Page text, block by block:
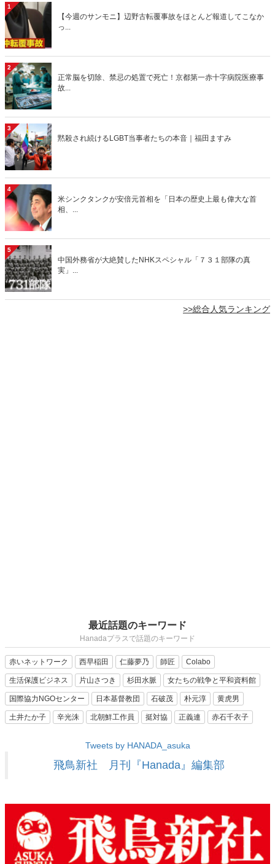
1
【今週のサンモニ】辺野古転覆事故をほとんど報道してこなか
っ...
2
正常脳を切除、禁忌の処置で死亡！京都第一赤十字病院医療事
故...
3
黙殺され続けるLGBT当事者たちの本音｜福田ますみ
4
米シンクタンクが安倍元首相を「日本の歴史上最も偉大な首
相、...
5
中国外務省が大絶賛したNHKスペシャル「７３１部隊の真
実」...
>>総合人気ランキング
最近話題のキーワード
Hanadaプラスで話題のキーワード
赤いネットワーク 西早稲田 仁藤夢乃 師匠 Colabo
生活保護ビジネス 片山さつき 杉田水脈 女たちの戦争と平和資料館
国際協力NGOセンター 日本基督教団 石破茂 朴元淳 黄虎男
土井たか子 辛光洙 北朝鮮工作員 挺対協 正義連 赤石千衣子
Tweets by HANADA_asuka
飛鳥新社 月刊『Hanada』編集部